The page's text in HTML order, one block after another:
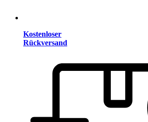
Kostenloser
Rückversand